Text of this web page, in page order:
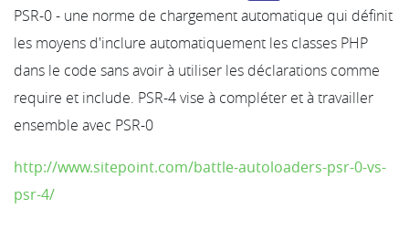
PSR-0 - une norme de chargement automatique qui définit
les moyens d'inclure automatiquement les classes PHP
dans le code sans avoir à utiliser les déclarations comme
require et include. PSR-4 vise à compléter et à travailler
ensemble avec PSR-0
http://www.sitepoint.com/battle-autoloaders-psr-0-vs-
psr-4/